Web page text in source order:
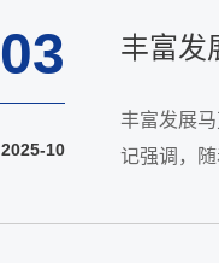
03
2025-10
丰富发
丰富发展
记强调，